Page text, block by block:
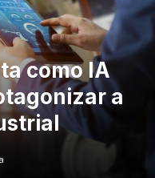
como IA
a